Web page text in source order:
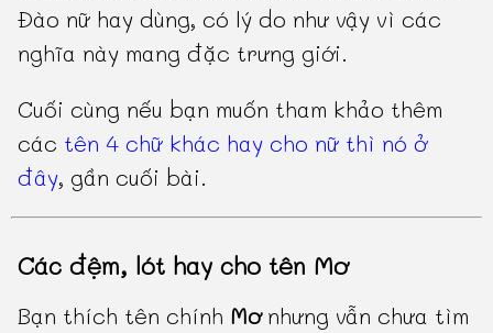
Đào nữ hay dùng, có lý do như vậy vì các
nghĩa này mang đặc trưng giới.
Cuối cùng nếu bạn muốn tham khảo thêm
các tên 4 chữ khác hay cho nữ thì nó ở
đây, gần cuối bài.
Các đệm, lót hay cho tên Mơ
Bạn thích tên chính Mơnhưng vẫn chưa tìm